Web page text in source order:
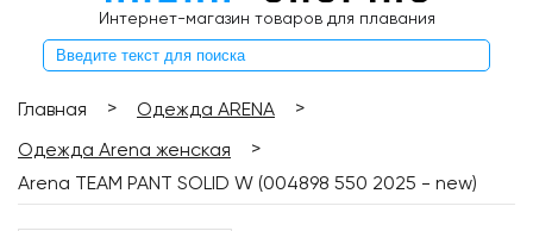
Интернет-магазин товаров для плавания
Главная > Одежда ARENA
>
Одежда Arena женская
>
Arena TEAM PANT SOLID W (004898 550 2025 - new)